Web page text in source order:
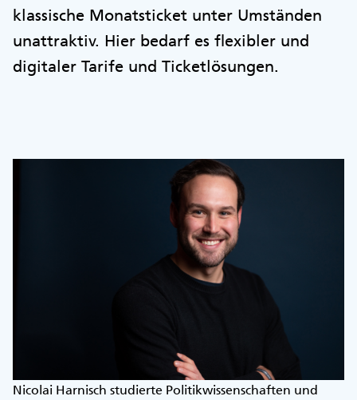
klassische Monatsticket unter Umständen
unattraktiv. Hier bedarf es flexibler und
digitaler Tarife und Ticketlösungen.
Nicolai Harnisch studierte Politikwissenschaften und